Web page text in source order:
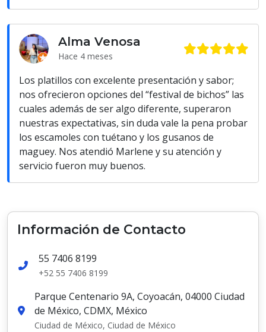
Alma Venosa
Hace 4 meses
Los platillos con excelente presentación y sabor;
nos ofrecieron opciones del “festival de bichos” las
cuales además de ser algo diferente, superaron
nuestras expectativas, sin duda vale la pena probar
los escamoles con tuétano y los gusanos de
maguey. Nos atendió Marlene y su atención y
servicio fueron muy buenos.
Información de Contacto
55 7406 8199
+52 55 7406 8199
Parque Centenario 9A, Coyoacán, 04000 Ciudad
de México, CDMX, México
Ciudad de México, Ciudad de México